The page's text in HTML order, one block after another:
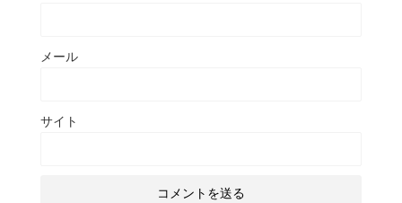
メール
サイト